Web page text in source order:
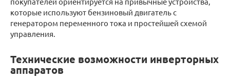
которые используют бензиновый двигатель с
генератором переменного тока и простейшей схемой
управления.
Технические возможности инверторных
аппаратов